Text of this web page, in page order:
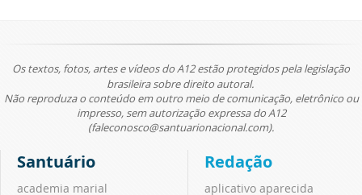
Os textos, fotos, artes e vídeos do A12 estão protegidos pela legislação
brasileira sobre direito autoral.
Não reproduza o conteúdo em outro meio de comunicação, eletrônico ou
impresso, sem autorização expressa do A12
(faleconosco@santuarionacional.com).
Santuário
academia marial
Redação
aplicativo aparecida